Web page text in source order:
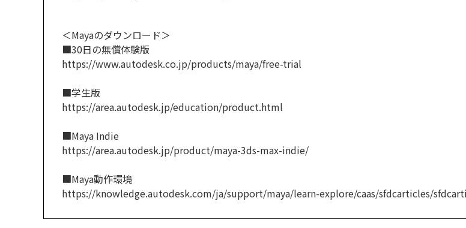
＜Mayaのダウンロード＞
■30日の無償体験版
https://www.autodesk.co.jp/products/maya/free-trial
■学生版
https://area.autodesk.jp/education/product.html
■Maya Indie
https://area.autodesk.jp/product/maya-3ds-max-indie/
■Maya動作環境
https://knowledge.autodesk.com/ja/support/maya/learn-explore/caas/sfdcarticles/